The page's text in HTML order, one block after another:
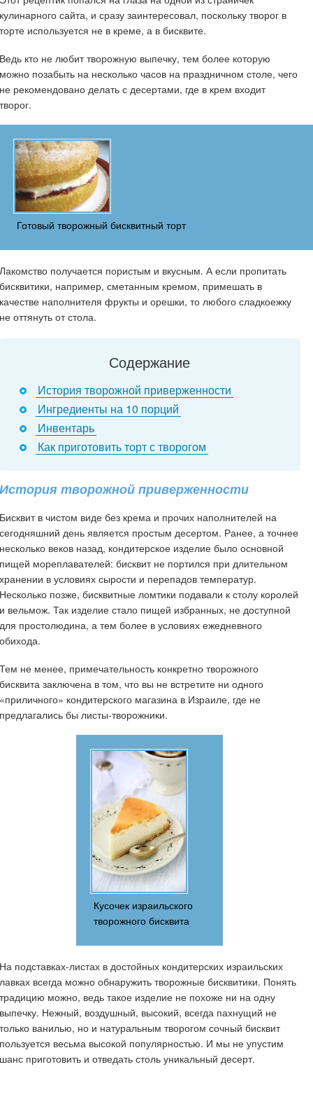
кулинарного сайта, и сразу заинтересовал, поскольку творог в
торте используется не в креме, а в бисквите.
Ведь кто не любит творожную выпечку, тем более которую
можно позабыть на несколько часов на праздничном столе, чего
не рекомендовано делать с десертами, где в крем входит
творог.
Готовый творожный бисквитный торт
Лакомство получается пористым и вкусным. А если пропитать
бисквитики, например, сметанным кремом, примешать в
качестве наполнителя фрукты и орешки, то любого сладкоежку
не оттянуть от стола.
Содержание
История творожной приверженности
Ингредиенты на 10 порций
Инвентарь
Как приготовить торт с творогом
История творожной приверженности
Бисквит в чистом виде без крема и прочих наполнителей на
сегодняшний день является простым десертом. Ранее, а точнее
несколько веков назад, кондитерское изделие было основной
пищей мореплавателей: бисквит не портился при длительном
хранении в условиях сырости и перепадов температур.
Несколько позже, бисквитные ломтики подавали к столу королей
и вельмож. Так изделие стало пищей избранных, не доступной
для простолюдина, а тем более в условиях ежедневного
обихода.
Тем не менее, примечательность конкретно творожного
бисквита заключена в том, что вы не встретите ни одного
«приличного» кондитерского магазина в Израиле, где не
предлагались бы листы-творожники.
Кусочек израильского
творожного бисквита
На подставках-листах в достойных кондитерских израильских
лавках всегда можно обнаружить творожные бисквитики. Понять
традицию можно, ведь такое изделие не похоже ни на одну
выпечку. Нежный, воздушный, высокий, всегда пахнущий не
только ванилью, но и натуральным творогом сочный бисквит
пользуется весьма высокой популярностью. И мы не упустим
шанс приготовить и отведать столь уникальный десерт.